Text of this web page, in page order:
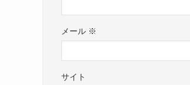
メール ※
サイト